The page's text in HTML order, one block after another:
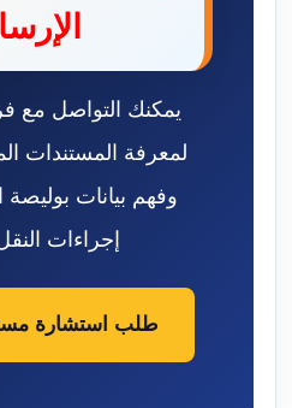
يمكنك التواصل مع
لمعرفة المستندات
وفهم بيانات
إجراءات
طلب استشارة